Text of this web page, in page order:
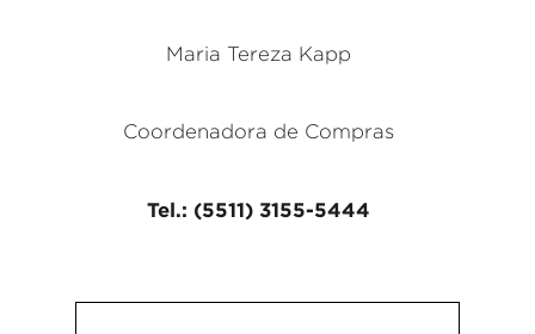
Maria Tereza Kapp
Coordenadora de Compras
Tel.: (5511) 3155-5444